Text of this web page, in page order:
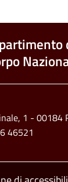
1 - 00184
46521